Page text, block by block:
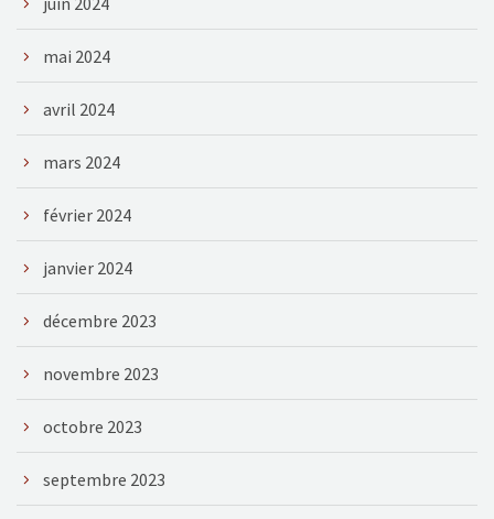
mai 2024
avril 2024
mars 2024
février 2024
janvier 2024
décembre 2023
novembre 2023
octobre 2023
septembre 2023